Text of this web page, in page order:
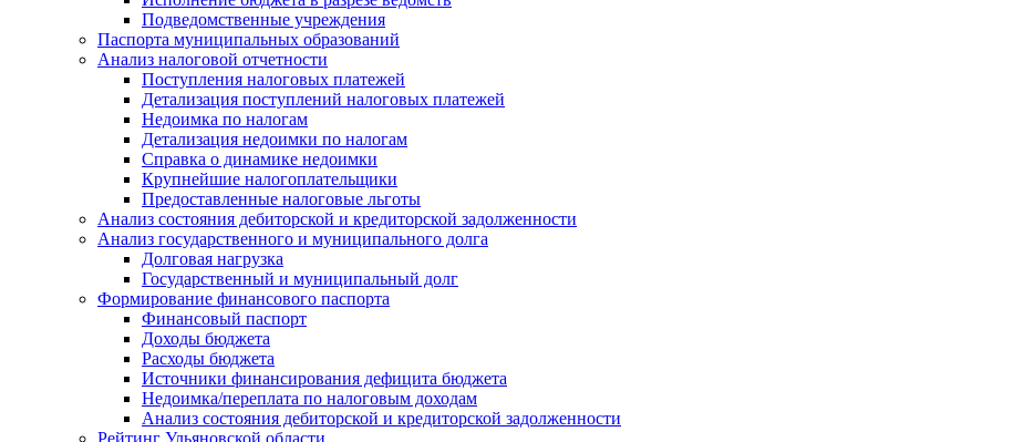
Подведомственные учреждения
Паспорта муниципальных образований
Анализ налоговой отчетности
Поступления налоговых платежей
Детализация поступлений налоговых платежей
Недоимка по налогам
Детализация недоимки по налогам
Справка о динамике недоимки
Крупнейшие налогоплательщики
Предоставленные налоговые льготы
Анализ состояния дебиторской и кредиторской задолженности
Анализ государственного и муниципального долга
Долговая нагрузка
Государственный и муниципальный долг
Формирование финансового паспорта
Финансовый паспорт
Доходы бюджета
Расходы бюджета
Источники финансирования дефицита бюджета
Недоимка/переплата по налоговым доходам
Анализ состояния дебиторской и кредиторской задолженности
Рейтинг Ульяновской области